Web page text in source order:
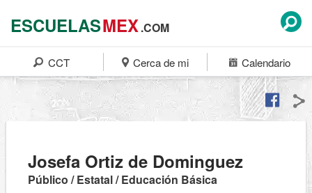
ESCUELASMEX.COM
CCT Cerca de mi Calendario
Josefa Ortiz de Dominguez
Público / Estatal / Educación Básica